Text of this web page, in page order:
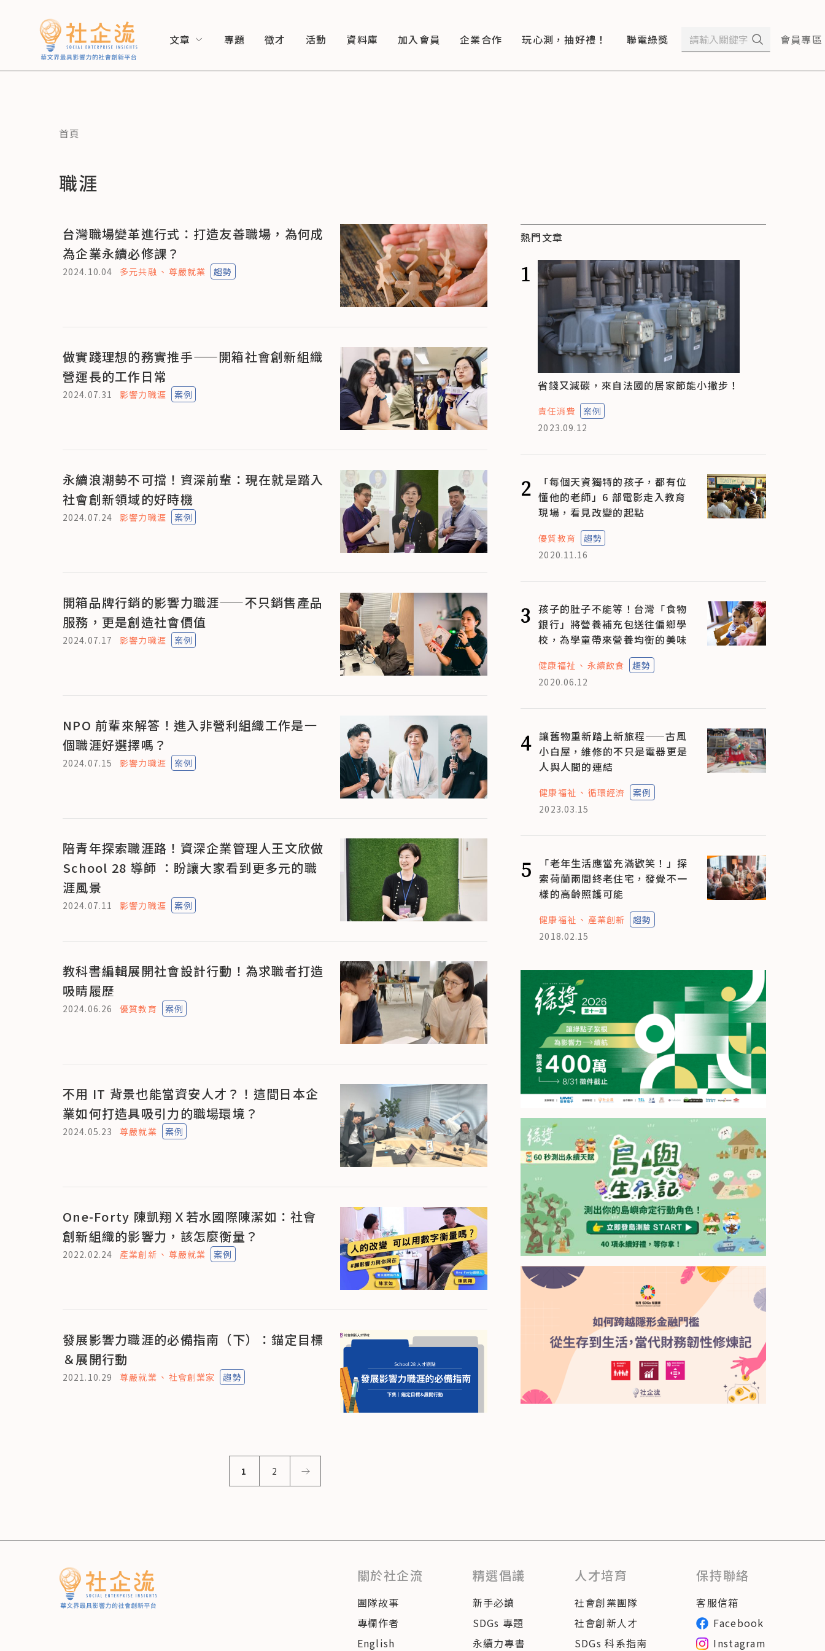
文章 專題 徵才 活動 資料庫 加入會員 企業合作 玩心測，抽好禮！ 聯電綠獎 會員專區
首頁
職涯
台灣職場變革進行式：打造友善職場，為何成
為企業永續必修課？
2024.10.04 多元共融 尊嚴就業 趨勢
做實踐理想的務實推手——開箱社會創新組織
營運長的工作日常
2024.07.31 影響力職涯 案例
永續浪潮勢不可擋！資深前輩：現在就是踏入
社會創新領域的好時機
2024.07.24 影響力職涯 案例
開箱品牌行銷的影響力職涯——不只銷售產品
服務，更是創造社會價值
2024.07.17 影響力職涯 案例
NPO 前輩來解答！進入非營利組織工作是一
個職涯好選擇嗎？
2024.07.15 影響力職涯 案例
陪青年探索職涯路！資深企業管理人王文欣做
School 28 導師 ：盼讓大家看到更多元的職
涯風景
2024.07.11 影響力職涯 案例
教科書編輯展開社會設計行動！為求職者打造
吸睛履歷
2024.06.26 優質教育 案例
不用 IT 背景也能當資安人才？！這間日本企
業如何打造具吸引力的職場環境？
2024.05.23 尊嚴就業 案例
One-Forty 陳凱翔Ｘ若水國際陳潔如：社會
創新組織的影響力，該怎麼衡量？
2022.02.24 產業創新 尊嚴就業 案例
發展影響力職涯的必備指南（下）：錨定目標
＆展開行動
2021.10.29 尊嚴就業 社會創業家 趨勢
1 2
熱門文章
1
省錢又減碳，來自法國的居家節能小撇步！
責任消費
案例
2023.09.12
2
「每個天資獨特的孩子，都有位
懂他的老師」6 部電影走入教育
現場，看見改變的起點
優質教育
趨勢
2020.11.16
3 孩子的肚子不能等！台灣「食物
銀行」將營養補充包送往偏鄉學
校，為學童帶來營養均衡的美味
健康福祉 永續飲食
趨勢
2020.06.12
4 讓舊物重新踏上新旅程——古風
小白屋，維修的不只是電器更是
人與人間的連結
健康福祉 循環經濟
案例
2023.03.15
5
「老年生活應當充滿歡笑！」探
索荷蘭兩間終老住宅，發覺不一
樣的高齡照護可能
健康福祉 產業創新
趨勢
2018.02.15
關於社企流
團隊故事
專欄作者
English
精選倡議
新手必讀
SDGs 專題
永續力專書
人才培育
社會創業團隊
社會創新人才
SDGs 科系指南
保持聯絡
客服信箱
Facebook
Instagram